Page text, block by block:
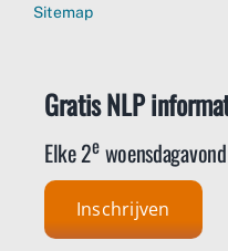
Sitemap
Gratis NLP
Elke 2e
Inschrijven